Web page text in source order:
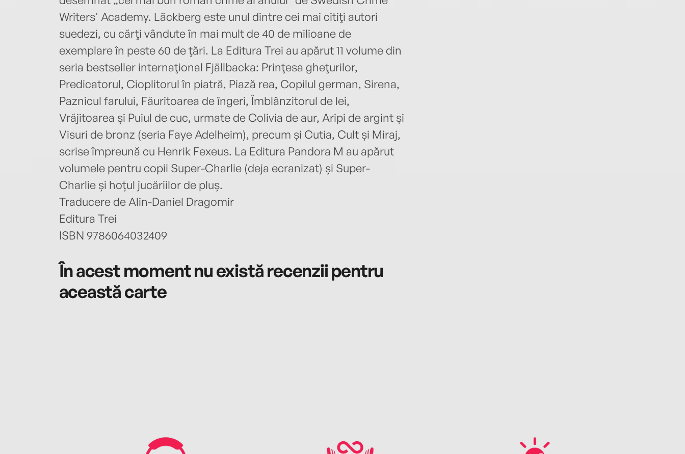
Writers' Academy. Läckberg este unul dintre cei mai citiţi autori
suedezi, cu cărţi vândute în mai mult de 40 de milioane de
exemplare în peste 60 de ţări. La Editura Trei au apărut 11 volume din
seria bestseller internaţional Fjällbacka: Prinţesa gheţurilor,
Predicatorul, Cioplitorul în piatră, Piază rea, Copilul german, Sirena,
Paznicul farului, Făuritoarea de îngeri, Îmblânzitorul de lei,
Vrăjitoarea și Puiul de cuc, urmate de Colivia de aur, Aripi de argint și
Visuri de bronz (seria Faye Adelheim), precum și Cutia, Cult și Miraj,
scrise împreună cu Henrik Fexeus. La Editura Pandora M au apărut
volumele pentru copii Super-Charlie (deja ecranizat) și Super-
Charlie și hoțul jucăriilor de pluș.
Traducere de Alin-Daniel Dragomir
Editura Trei
ISBN 9786064032409
În acest moment nu există recenzii pentru
această carte